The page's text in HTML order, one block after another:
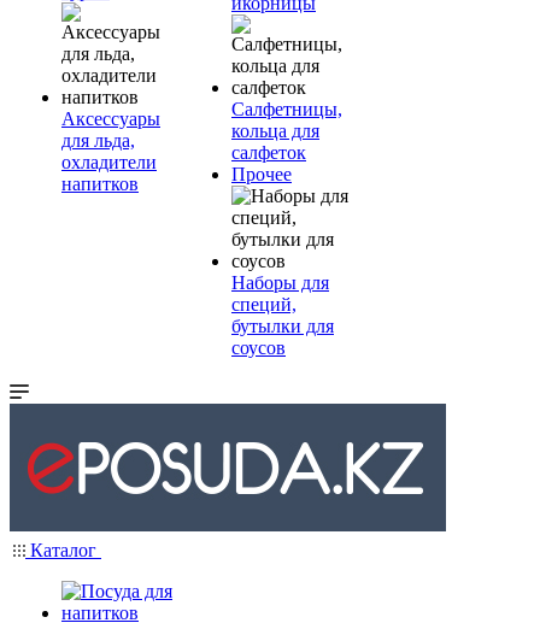
Аксессуары
для льда,
охладители
напитков
Салфетницы,
кольца для
салфеток
Прочее
Наборы для
специй,
бутылки для
соусов
Каталог